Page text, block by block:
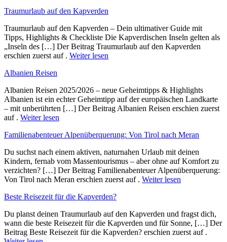
Traumurlaub auf den Kapverden
Traumurlaub auf den Kapverden – Dein ultimativer Guide mit
Tipps, Highlights & Checkliste Die Kapverdischen Inseln gelten als
„Inseln des […] Der Beitrag Traumurlaub auf den Kapverden
erschien zuerst auf . Weiter lesen
Albanien Reisen
Albanien Reisen 2025/2026 – neue Geheimtipps & Highlights
Albanien ist ein echter Geheimtipp auf der europäischen Landkarte
– mit unberührten […] Der Beitrag Albanien Reisen erschien zuerst
auf . Weiter lesen
Familienabenteuer Alpenüberquerung: Von Tirol nach Meran
Du suchst nach einem aktiven, naturnahen Urlaub mit deinen
Kindern, fernab vom Massentourismus – aber ohne auf Komfort zu
verzichten? […] Der Beitrag Familienabenteuer Alpenüberquerung:
Von Tirol nach Meran erschien zuerst auf . Weiter lesen
Beste Reisezeit für die Kapverden?
Du planst deinen Traumurlaub auf den Kapverden und fragst dich,
wann die beste Reisezeit für die Kapverden und für Sonne, […] Der
Beitrag Beste Reisezeit für die Kapverden? erschien zuerst auf .